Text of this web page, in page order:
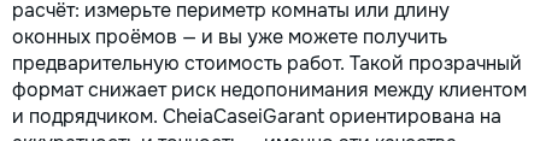
расчёт: измерьте периметр комнаты или длину
оконных проёмов — и вы уже можете получить
предварительную стоимость работ. Такой прозрачный
формат снижает риск недопонимания между клиентом
и подрядчиком. CheiaCaseiGarant ориентирована на